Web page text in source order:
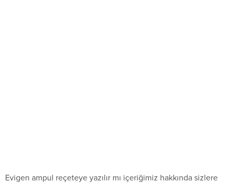
Evigen ampul reçeteye yazılır mı içeriğimiz hakkında sizlere